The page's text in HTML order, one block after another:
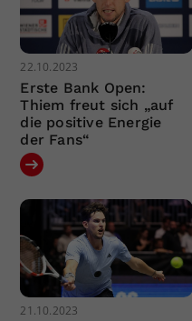
22.10.2023
Erste Bank Open:
Thiem freut sich „auf
die positive Energie
der Fans“
21.10.2023